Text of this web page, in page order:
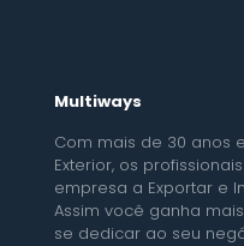
Multiways
Com mais de 30 anos
Exterior, os
empresa a Exportar e
Assim você ganha
se dedicar ao seu